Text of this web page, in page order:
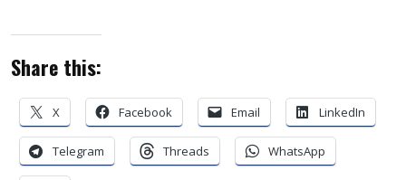
Share this:
X Facebook Email LinkedIn
Telegram Threads WhatsApp